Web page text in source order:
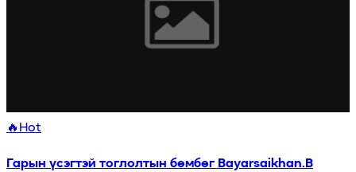
🔥 Hot
Гарын үсэгтэй тоглолтын бөмбөг Bayarsaikhan.B